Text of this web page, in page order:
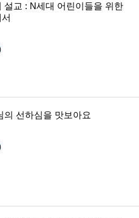
설교 : N세대 어린이들을 위한
의 선하심을 맛보아요